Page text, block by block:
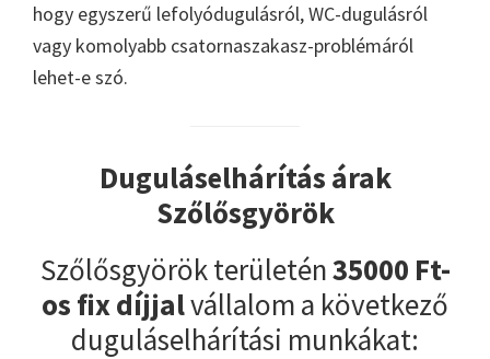
hogy egyszerű lefolyódugulásról, WC-dugulásról
vagy komolyabb csatornaszakasz-problémáról
lehet-e szó.
Duguláselhárítás árak
Szőlősgyörök
Szőlősgyörök területén35000 Ft-
os fix díjjalvállalom a következő
duguláselhárítási munkákat: